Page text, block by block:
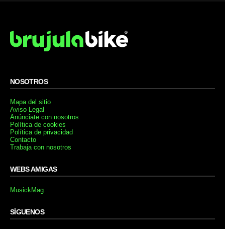
NOSOTROS
Mapa del sitio
Aviso Legal
Anúnciate con nosotros
Política de cookies
Política de privacidad
Contacto
Trabaja con nosotros
WEBS AMIGAS
MusickMag
SÍGUENOS